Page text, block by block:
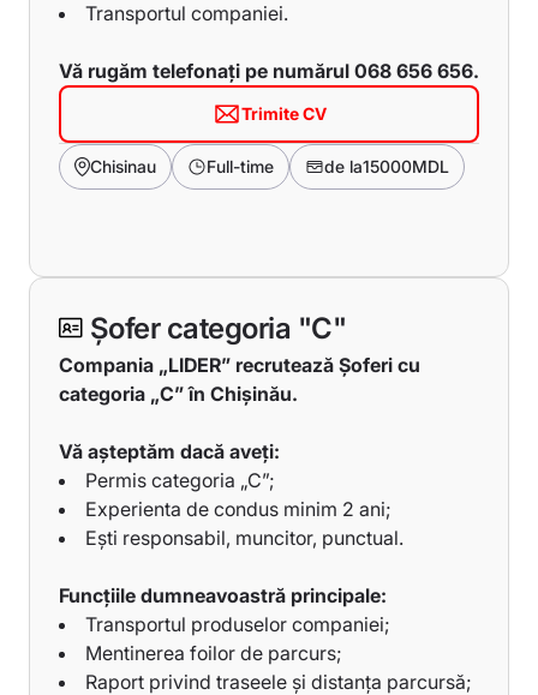
Transportul companiei.
Vă rugăm telefonați pe numărul 068 656 656.
Trimite CV
Chisinau Full-time de la15000MDL
Șofer categoria "C"
Compania „LIDER” recrutează Șoferi cu
categoria „C” în Chișinău.
Vă așteptăm dacă aveți:
Permis categoria „C”;
Experienta de condus minim 2 ani;
Ești responsabil, muncitor, punctual.
Funcțiile dumneavoastră principale:
Transportul produselor companiei;
Mentinerea foilor de parcurs;
Raport privind traseele și distanța parcursă;